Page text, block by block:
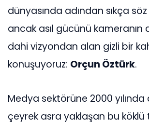
dünyasında adından sıkça
ancak asıl gücünü kameranın
dahi vizyondan alan gizli bir
konuşuyoruz: Orçun Öztürk.
Medya sektörüne 2000
çeyrek asra yaklaşan bu köklü